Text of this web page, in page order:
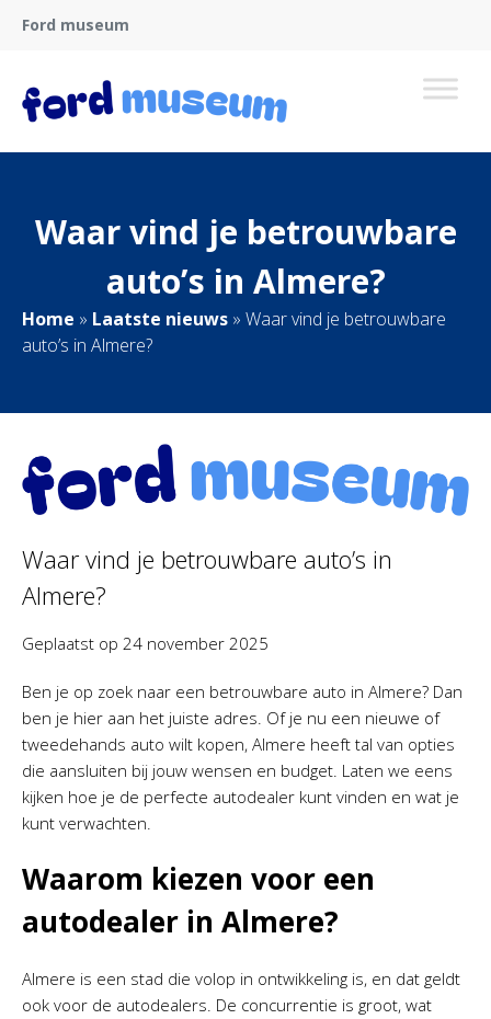
Ford museum
Waar vind je betrouwbare
auto’s in Almere?
Home » Laatste nieuws » Waar vind je betrouwbare
auto’s in Almere?
Waar vind je betrouwbare auto’s in
Almere?
Geplaatst op 24 november 2025
Ben je op zoek naar een betrouwbare auto in Almere? Dan
ben je hier aan het juiste adres. Of je nu een nieuwe of
tweedehands auto wilt kopen, Almere heeft tal van opties
die aansluiten bij jouw wensen en budget. Laten we eens
kijken hoe je de perfecte autodealer kunt vinden en wat je
kunt verwachten.
Waarom kiezen voor een
autodealer in Almere?
Almere is een stad die volop in ontwikkeling is, en dat geldt
ook voor de autodealers. De concurrentie is groot, wat